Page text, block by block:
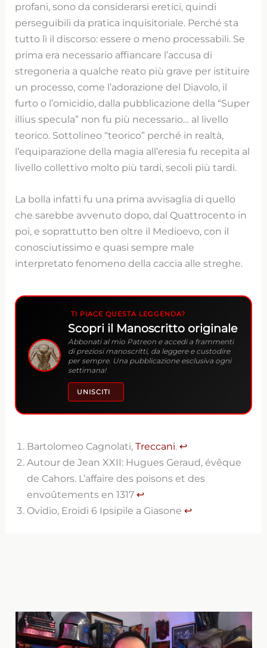
profani, sono da considerarsi eretici, quindi
perseguibili da pratica inquisitoriale. Perché sta
tutto lì il discorso: essere o meno processabili. Se
prima era necessario affiancare l’accusa di
stregoneria a qualche reato più grave per istituire
un processo, come l’adorazione del Diavolo, il
furto o l’omicidio, dalla pubblicazione della “Super
illius specula” non fu più necessario… al livello
teorico. Sottolineo “teorico” perché in realtà,
l’equiparazione della magia all’eresia fu recepita al
livello collettivo molto più tardi, secoli più tardi.
La bolla infatti fu una prima avvisaglia di quello
che sarebbe avvenuto dopo, dal Quattrocento in
poi, e soprattutto ben oltre il Medioevo, con il
conosciutissimo e quasi sempre male
interpretato fenomeno della caccia alle streghe.
TI PIACE QUESTA LEGGENDA?
Scopri il Manoscritto originale
Abbonati al mio Patreon e accedi a frammenti
di preziosi manoscritti, da leggere e custodire
per sempre. Una pubblicazione esclusiva ogni
settimana!
UNISCITI
Bartolomeo Cagnolati,Treccani.↩︎
Autour de Jean XXII: Hugues Geraud, évêque
de Cahors. L’affaire des poisons et des
envoûtements en 1317↩︎
Ovidio, Eroidi 6 Ipsipile a Giasone↩︎